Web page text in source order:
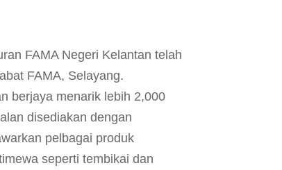
FAMA Negeri Kelantan telah
FAMA, Selayang.
berjaya menarik lebih 2,000
disediakan dengan
pelbagai produk
seperti tembikai dan